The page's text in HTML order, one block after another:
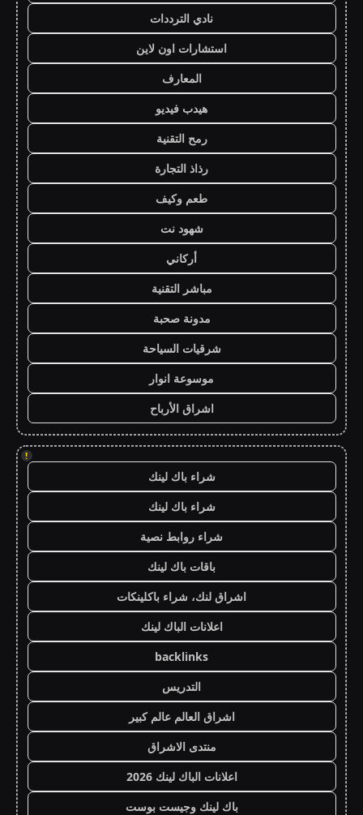
نادي الترددات
استشارات اون لاين
المعارف
هيدب فيديو
رمح التقنية
رذاذ التجارة
طعم وكيف
شهود نت
أركاني
مباشر التقنية
مدونة صحبة
شرقيات السياحة
موسوعة انوار
اشراق الأرباح
!
شراء باك لينك
شراء باك لينك
شراء روابط نصية
باقات باك لينك
اشراق لنك، شراء باكلينكات
اعلانات الباك لينك
backlinks
التدريس
اشراق العالم عالم كبير
منتدى الاشراق
اعلانات الباك لينك 2026
باك لينك وجيست بوست